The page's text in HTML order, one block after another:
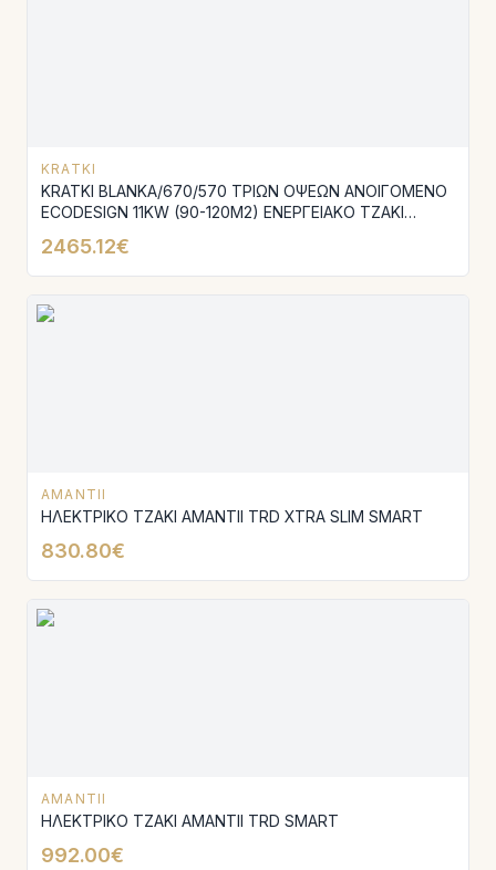
KRATKI
KRATKI BLANKA/670/570 ΤΡΙΩΝ ΟΨΕΩΝ ΑΝΟΙΓΟΜΕΝΟ
ECODESIGN 11KW (90-120M2) ΕΝΕΡΓΕΙΑΚΟ ΤΖΑΚΙ
2465.12€
AMANTII
ΗΛΕΚΤΡΙΚΟ ΤΖΑΚΙ AMANTΙI TRD XTRA SLIM SMART
830.80€
AMANTII
ΗΛΕΚΤΡΙΚΟ ΤΖΑΚΙ AMANTΙI TRD SMART
992.00€